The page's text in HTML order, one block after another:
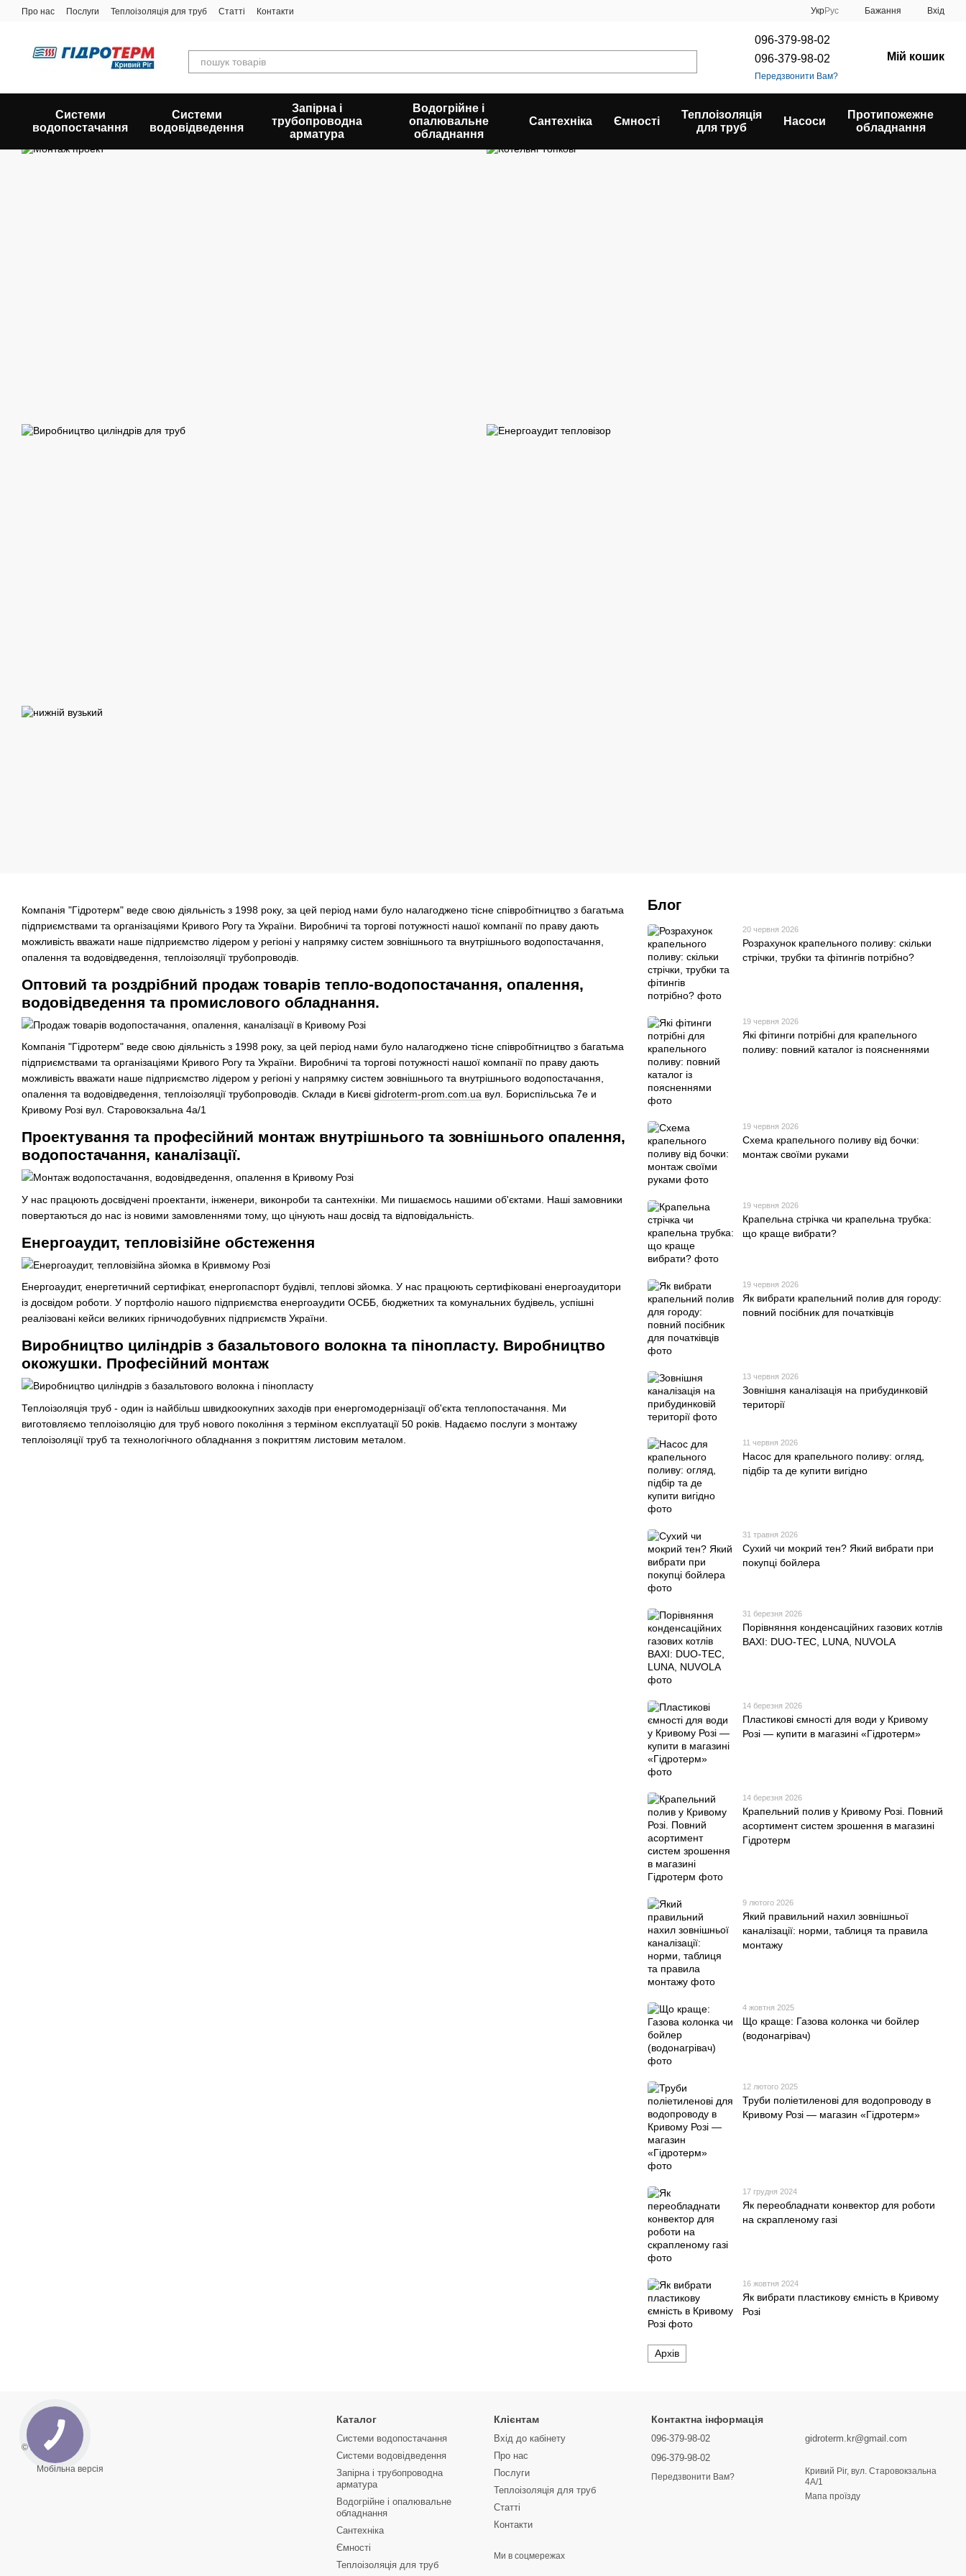
Перейти до основного контенту
Про нас Послуги Теплоізоляція для труб Статті Контакти УкрРус Бажання Вхід
096-379-98-02
096-379-98-02
Передзвонити Вам?
Мій кошик
Системи
водопостачання
Системи
водовідведення
Запірна і
трубопроводна
арматура
Водогрійне і
опалювальне
обладнання
Сантехніка Ємності
Теплоізоляція
для труб
Насоси
Протипожежне
обладнання
Компанія "Гідротерм" веде свою діяльність з 1998 року, за цей період нами було налагоджено тісне співробітництво з багатьма
підприємствами та організаціями Кривого Рогу та України. Виробничі та торгові потужності нашої компанії по праву дають
можливість вважати наше підприємство лідером у регіоні у напрямку систем зовнішнього та внутрішнього водопостачання,
опалення та водовідведення, теплоізоляції трубопроводів.
Оптовий та роздрібний продаж товарів тепло-водопостачання, опалення,
водовідведення та промислового обладнання.
Компанія "Гідротерм" веде свою діяльність з 1998 року, за цей період нами було налагоджено тісне співробітництво з багатьма
підприємствами та організаціями Кривого Рогу та України. Виробничі та торгові потужності нашої компанії по праву дають
можливість вважати наше підприємство лідером у регіоні у напрямку систем зовнішнього та внутрішнього водопостачання,
опалення та водовідведення, теплоізоляції трубопроводів. Склади в Києві gidroterm-prom.com.ua вул. Бориспільська 7е и
Кривому Розі вул. Старовокзальна 4а/1
Проектування та професійний монтаж внутрішнього та зовнішнього опалення,
водопостачання, каналізації.
У нас працюють досвідчені проектанти, інженери, виконроби та сантехніки. Ми пишаємось нашими об'єктами. Наші замовники
повертаються до нас із новими замовленнями тому, що цінують наш досвід та відповідальність.
Енергоаудит, тепловізійне обстеження
Енергоаудит, енергетичний сертифікат, енергопаспорт будівлі, теплові зйомка. У нас працюють сертифіковані енергоаудитори
із досвідом роботи. У портфоліо нашого підприємства енергоаудити ОСББ, бюджетних та комунальних будівель, успішні
реалізовані кейси великих гірничодобувних підприємств України.
Виробництво циліндрів з базальтового волокна та пінопласту. Виробництво
окожушки. Професійний монтаж
Теплоізоляція труб - один із найбільш швидкоокупних заходів при енергомодернізації об'єкта теплопостачання. Ми
виготовляємо теплоізоляцію для труб нового покоління з терміном експлуатації 50 років. Надаємо послуги з монтажу
теплоізоляції труб та технологічного обладнання з покриттям листовим металом.
Блог
20 червня 2026
Розрахунок крапельного поливу: скільки
стрічки, трубки та фітингів потрібно?
19 червня 2026
Які фітинги потрібні для крапельного
поливу: повний каталог із поясненнями
19 червня 2026
Схема крапельного поливу від бочки:
монтаж своїми руками
19 червня 2026
Крапельна стрічка чи крапельна трубка:
що краще вибрати?
19 червня 2026
Як вибрати крапельний полив для городу:
повний посібник для початківців
13 червня 2026
Зовнішня каналізація на прибудинковій
території
11 червня 2026
Насос для крапельного поливу: огляд,
підбір та де купити вигідно
31 травня 2026
Сухий чи мокрий тен? Який вибрати при
покупці бойлера
31 березня 2026
Порівняння конденсаційних газових котлів
BAXI: DUO-TEC, LUNA, NUVOLA
14 березня 2026
Пластикові ємності для води у Кривому
Розі — купити в магазині «Гідротерм»
14 березня 2026
Крапельний полив у Кривому Розі. Повний
асортимент систем зрошення в магазині
Гідротерм
9 лютого 2026
Який правильний нахил зовнішньої
каналізації: норми, таблиця та правила
монтажу
4 жовтня 2025
Що краще: Газова колонка чи бойлер
(водонагрівач)
12 лютого 2025
Труби поліетиленові для водопроводу в
Кривому Розі — магазин «Гідротерм»
17 грудня 2024
Як переобладнати конвектор для роботи
на скрапленому газі
16 жовтня 2024
Як вибрати пластикову ємність в Кривому
Розі
Архів
© 2026
Мобільна версія
Каталог
Системи водопостачання
Системи водовідведення
Запірна і трубопроводна
арматура
Водогрійне і опалювальне
обладнання
Сантехніка
Ємності
Теплоізоляція для труб
Клієнтам
Вхід до кабінету
Про нас
Послуги
Теплоізоляція для труб
Статті
Контакти
Ми в соцмережах
Контактна інформація
096-379-98-02
096-379-98-02
Передзвонити Вам?
gidroterm.kr@gmail.com
Кривий Ріг, вул. Старовокзальна
4А/1
Мапа проїзду